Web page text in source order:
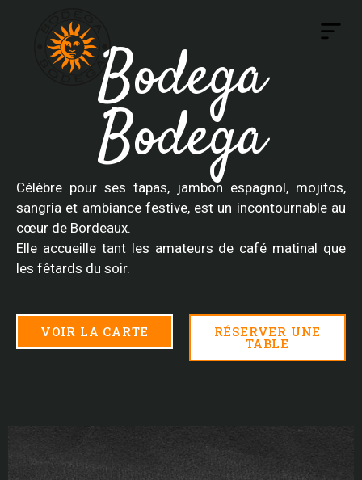
VOIR NOTRE CARTE
Une vrai Bodega en plein coeur de Bordeaux
Bodega
Bodega
Célèbre pour ses tapas, jambon espagnol, mojitos,
sangria et ambiance festive, est un incontournable au
cœur de Bordeaux.
Elle accueille tant les amateurs de café matinal que
les fêtards du soir.
VOIR LA CARTE RÉSERVER UNE
TABLE